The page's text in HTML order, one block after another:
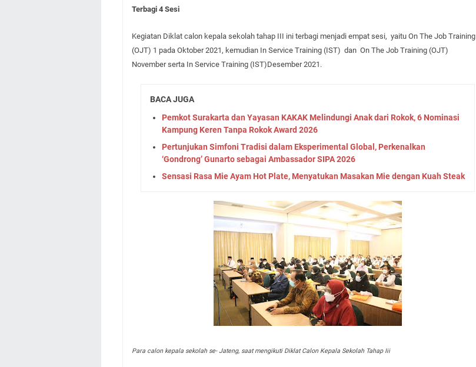
Terbagi 4 Sesi
Kegiatan Diklat calon kepala sekolah tahap III ini terbagi menjadi empat sesi, yaitu On The Job Training
(OJT) 1 pada Oktober 2021, kemudian In Service Training (IST) dan On The Job Training (OJT)
November serta In Service Training (IST)Desember 2021.
BACA JUGA
Pemkot Surakarta dan Yayasan KAKAK Melindungi Anak dari Rokok, 6 Nominasi
Kampung Keren Tanpa Rokok Award 2026
Pertunjukan Simfoni Tradisi dalam Eksperimental Global, Perkenalkan
‘Gondrong’ Gunarto sebagai Ambassador SIPA 2026
Sensasi Rasa Mie Ayam Hot Plate, Menyatukan Masakan Mie dengan Kuah Steak
Para calon kepala sekolah se- Jateng, saat mengikuti Diklat Calon Kepala Sekolah Tahap Iii